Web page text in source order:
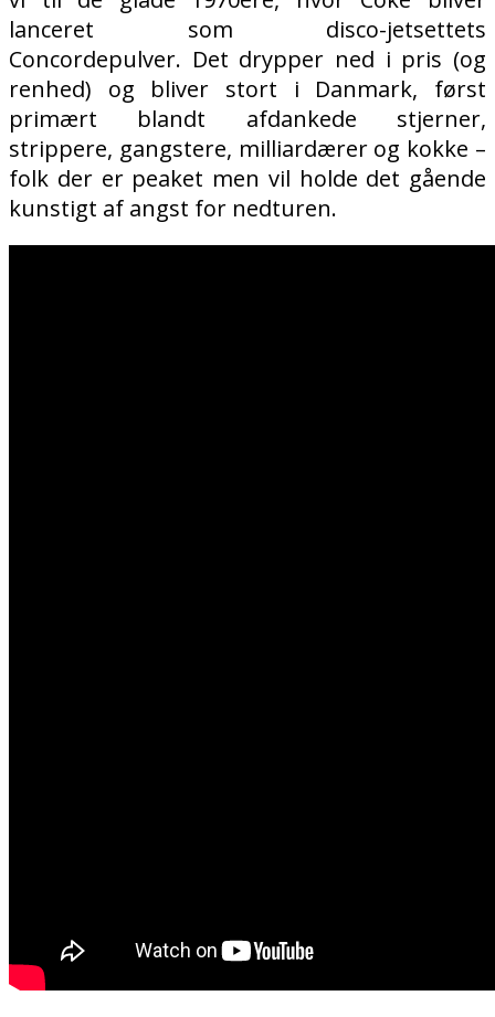
lanceret som disco-jetsettets
Concordepulver. Det drypper ned i pris (og
renhed) og bliver stort i Danmark, først
primært blandt afdankede stjerner,
strippere, gangstere, milliardærer og kokke –
folk der er peaket men vil holde det gående
kunstigt af angst for nedturen.